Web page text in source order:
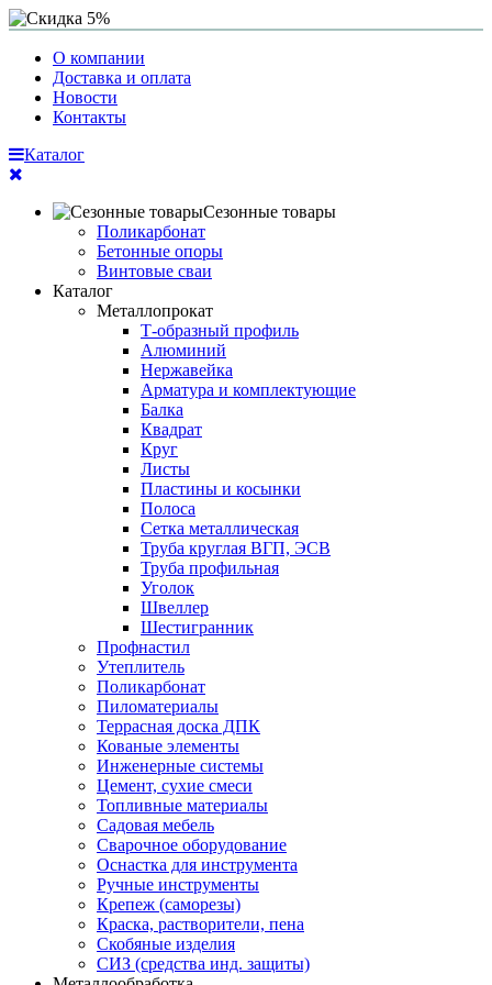
О компании
Доставка и оплата
Новости
Контакты
Каталог
Сезонные товары
Поликарбонат
Бетонные опоры
Винтовые сваи
Каталог
Металлопрокат
Т-образный профиль
Алюминий
Нержавейка
Арматура и комплектующие
Балка
Квадрат
Круг
Листы
Пластины и косынки
Полоса
Сетка металлическая
Труба круглая ВГП, ЭСВ
Труба профильная
Уголок
Швеллер
Шестигранник
Профнастил
Утеплитель
Поликарбонат
Пиломатериалы
Террасная доска ДПК
Кованые элементы
Инженерные системы
Цемент, сухие смеси
Топливные материалы
Садовая мебель
Сварочное оборудование
Оснастка для инструмента
Ручные инструменты
Крепеж (саморезы)
Краска, растворители, пена
Скобяные изделия
СИЗ (средства инд. защиты)